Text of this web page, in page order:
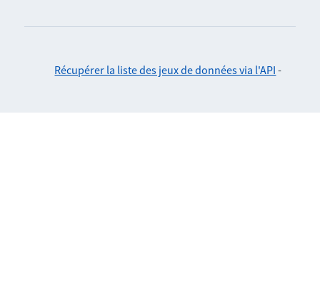
Récupérer la liste des jeux de données via l'API -